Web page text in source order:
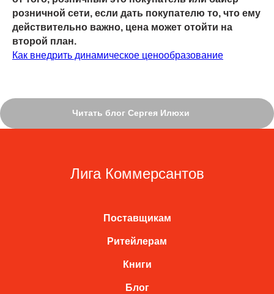
розничной сети, если дать покупателю то, что ему
действительно важно, цена может отойти на
второй план.
Как внедрить динамическое ценообразование
Читать блог Сергея Илюхи
Лига Коммерсантов
Поставщикам
Ритейлерам
Книги
Блог